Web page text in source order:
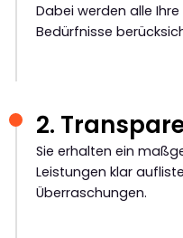
Dabei werden alle
Bedürfnisse
2.
Sie erhalten ein
Leistungen klar
Überraschungen.